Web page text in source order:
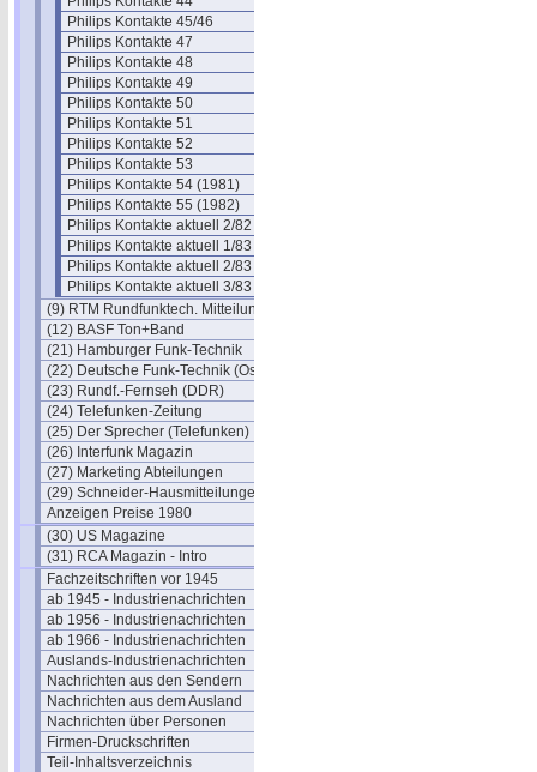
Philips Kontakte 45/46
Philips Kontakte 47
Philips Kontakte 48
Philips Kontakte 49
Philips Kontakte 50
Philips Kontakte 51
Philips Kontakte 52
Philips Kontakte 53
Philips Kontakte 54 (1981)
Philips Kontakte 55 (1982)
Philips Kontakte aktuell 2/82
Philips Kontakte aktuell 1/83
Philips Kontakte aktuell 2/83
Philips Kontakte aktuell 3/83
(9) RTM Rundfunktech. Mitteilungen
(12) BASF Ton+Band
(21) Hamburger Funk-Technik
(22) Deutsche Funk-Technik (Ost)
(23) Rundf.-Fernseh (DDR)
(24) Telefunken-Zeitung
(25) Der Sprecher (Telefunken)
(26) Interfunk Magazin
(27) Marketing Abteilungen
(29) Schneider-Hausmitteilungen
Anzeigen Preise 1980
(30) US Magazine
(31) RCA Magazin - Intro
Fachzeitschriften vor 1945
ab 1945 - Industrienachrichten
ab 1956 - Industrienachrichten
ab 1966 - Industrienachrichten
Auslands-Industrienachrichten
Nachrichten aus den Sendern
Nachrichten aus dem Ausland
Nachrichten über Personen
Firmen-Druckschriften
Teil-Inhaltsverzeichnis